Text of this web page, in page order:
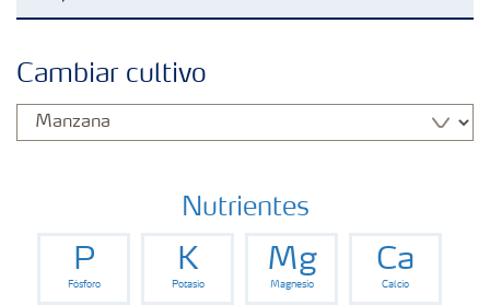
Fertilizantes
Portafolio de Agricultura Digital
Almacenaje y manejo de fertilizantes
Cambiar cultivo
Nutrientes
P
Fósforo
K
Potasio
Mg
Magnesio
Ca
Calcio